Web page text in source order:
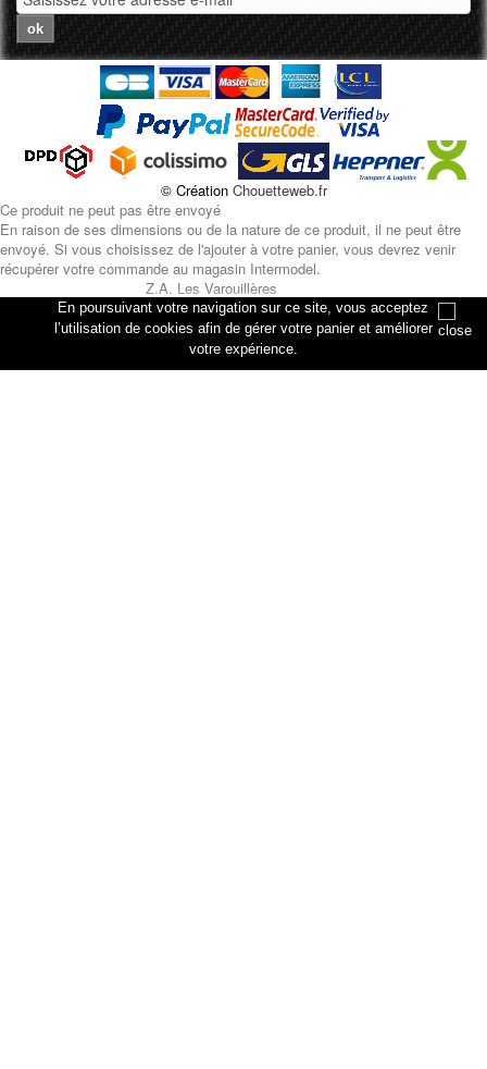
En poursuivant votre navigation sur ce site, vous acceptez
l’utilisation de cookies afin de gérer votre panier et améliorer
votre expérience.
ok
© Création Chouetteweb.fr
Ce produit ne peut pas être envoyé
En raison de ses dimensions ou de la nature de ce produit, il ne peut être
envoyé. Si vous choisissez de l'ajouter à votre panier, vous devrez venir
récupérer votre commande au magasin Intermodel.
Z.A. Les Varouillères
rue des artisans
76330 Petiville
Ajouter au panier